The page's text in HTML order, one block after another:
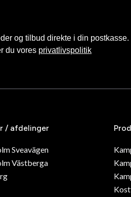
og tilbud direkte i din postkasse.
du vores privatlivspolitik
/ afdelinger
Sveavägen
Västberga